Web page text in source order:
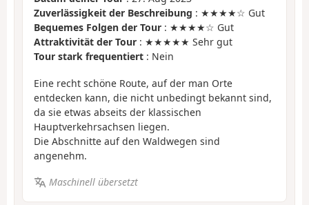
Zuverlässigkeit der Beschreibung : ★★★★☆ Gut
Bequemes Folgen der Tour : ★★★★☆ Gut
Attraktivität der Tour : ★★★★★ Sehr gut
Tour stark frequentiert : Nein
Eine recht schöne Route, auf der man Orte
entdecken kann, die nicht unbedingt bekannt sind,
da sie etwas abseits der klassischen
Hauptverkehrsachsen liegen.
Die Abschnitte auf den Waldwegen sind
angenehm.
Maschinell übersetzt